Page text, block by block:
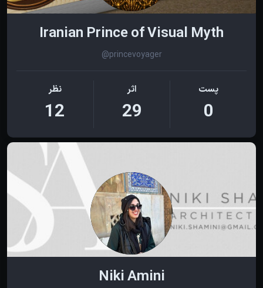
Iranian Prince of Visual Myth
@princevoyager
پست
0
اثر
29
نظر
12
Niki Amini